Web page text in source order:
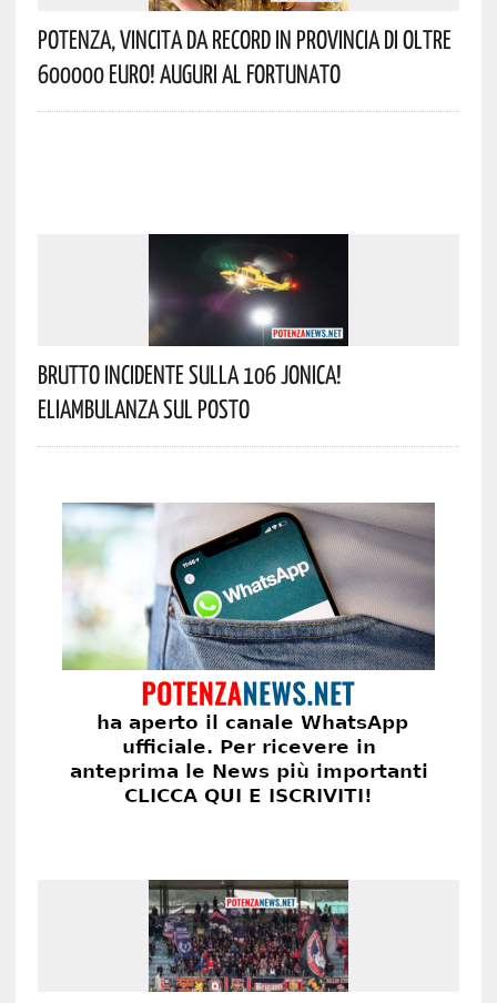
Potenza, Vincita Da Record In Provincia Di Oltre
600000 Euro! Auguri Al Fortunato
Brutto Incidente Sulla 106 Jonica!
Eliambulanza Sul Posto